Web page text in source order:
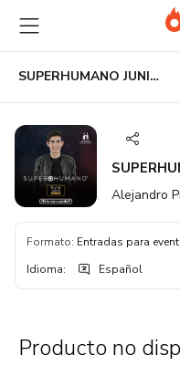
contenido
principal
la
página
de
pie
página
SUPERHUMANO JUNIO 2026
Alejandro
Formato: Entradas para
Idioma: Español
Producto no